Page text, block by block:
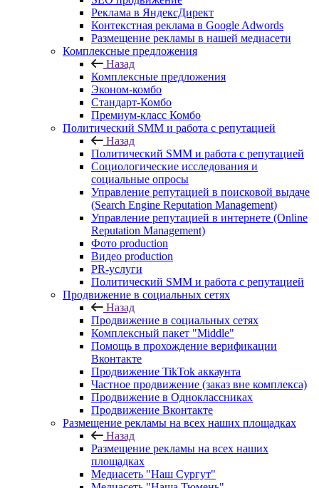
Реклама в ЯндексДирект
Контекстная реклама в Google Adwords
Размещение рекламы в нашей медиасети
Комплексные предложения
Назад
Комплексные предложения
Эконом-комбо
Стандарт-Комбо
Премиум-класс Комбо
Политический SMM и работа с репутацией
Назад
Политический SMM и работа с репутацией
Социологические исследования и
социальные опросы
Управление репутацией в поисковой выдаче
(Search Engine Reputation Management)
Управление репутацией в интернете (Online
Reputation Management)
Фото production
Видео production
PR-услуги
Политический SMM и работа с репутацией
Продвижение в социальных сетях
Назад
Продвижение в социальных сетях
Комплексный пакет "Middle"
Помощь в прохождение верификации
Вконтакте
Продвижение TikTok аккаунта
Частное продвижение (заказ вне комплекса)
Продвижение в Одноклассниках
Продвижение Вконтакте
Размещение рекламы на всех наших площадках
Назад
Размещение рекламы на всех наших
площадках
Медиасеть "Наш Сургут"